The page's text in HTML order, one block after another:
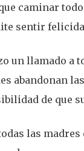
caminar
sentir
un llamado a
abandonan
de que
las